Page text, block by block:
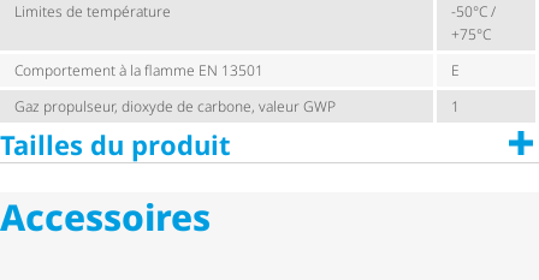
Limites de température
-50°C /
+75°C
Comportement à la flamme EN 13501
E
Gaz propulseur, dioxyde de carbone, valeur GWP
1
Tailles du produit
Accessoires